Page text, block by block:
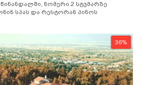
ნომერი 2 სტუმარზე
სპას და რესტორან პინოს
36%